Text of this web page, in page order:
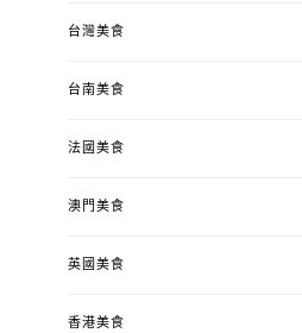
台灣美食
台南美食
法國美食
澳門美食
英國美食
香港美食